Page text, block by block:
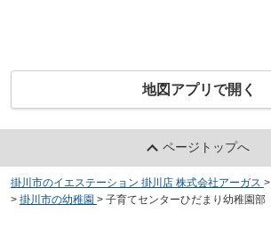
地図アプリで開く
ページトップへ
掛川市のイエステーション 掛川店 株式会社アーガス >
> 掛川市の幼稚園 > 子育てセンターひだまり幼稚園部